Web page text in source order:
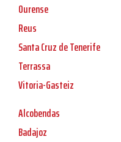
Ourense
Reus
Santa Cruz de Tenerife
Terrassa
Vitoria-Gasteiz
Alcobendas
Badajoz